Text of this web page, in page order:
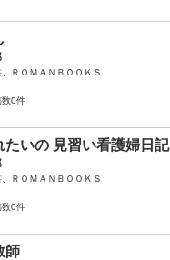
ＲＯＭＡＮＢＯＯＫＳ
数0件
たいの 見習い看護婦日記
ＲＯＭＡＮＢＯＯＫＳ
数0件
師